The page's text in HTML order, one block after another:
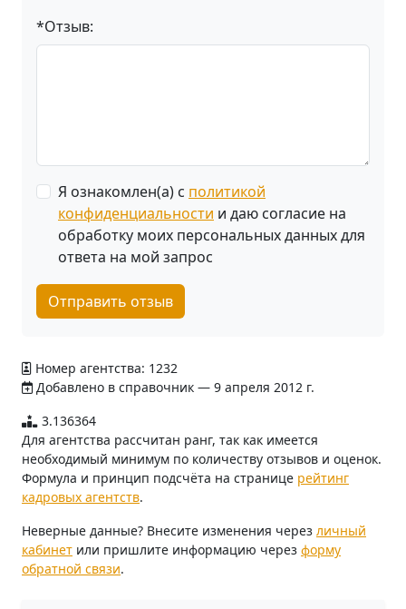
*Отзыв:
Я ознакомлен(а) с политикой
конфиденциальности и даю согласие на
обработку моих персональных данных для
ответа на мой запрос
Отправить отзыв
Номер агентства: 1232
Добавлено в справочник — 9 апреля 2012 г.
3.136364
Для агентства рассчитан ранг, так как имеется
необходимый минимум по количеству отзывов и оценок.
Формула и принцип подсчёта на странице рейтинг
кадровых агентств.
Неверные данные? Внесите изменения через личный
кабинет или пришлите информацию через форму
обратной связи.